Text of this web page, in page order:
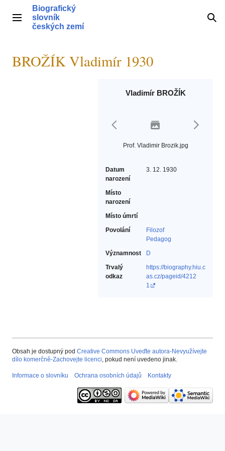
obsahHlavní menu
Biografický
slovník
českých zemí
BROŽÍK Vladimír 1930
Vladimír BROŽÍK
Prof. Vladimir Brozik.jpg
Datum
narození
3. 12. 1930
Místo
narození
Místo úmrtí
Povolání
Filozof‎
Pedagog‎
Významnost
D
Trvalý
odkaz
https://biography.hiu.c
as.cz/pageid/4212
1
Obsah je dostupný pod Creative Commons Uveďte autora-Nevyužívejte
dílo komerčně-Zachovejte licenci, pokud není uvedeno jinak.
Informace o slovníku Ochrana osobních údajů Kontakty